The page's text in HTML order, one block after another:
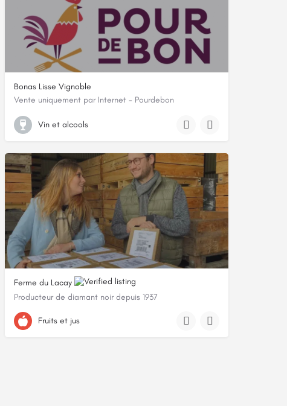
Bonas Lisse Vignoble
Vente uniquement par Internet - Pourdebon
SCEA CHATEAU DE LISSE, CHATEAU DE LISSE, 47170, Réaup-Lisse, Lot-et-
Vin et alcools
Ferme du Lacay
Producteur de diamant noir depuis 1937
+33652978741
2650 Route Du Lacay, 47140 Penne-d'Agenais, France
Fruits et jus